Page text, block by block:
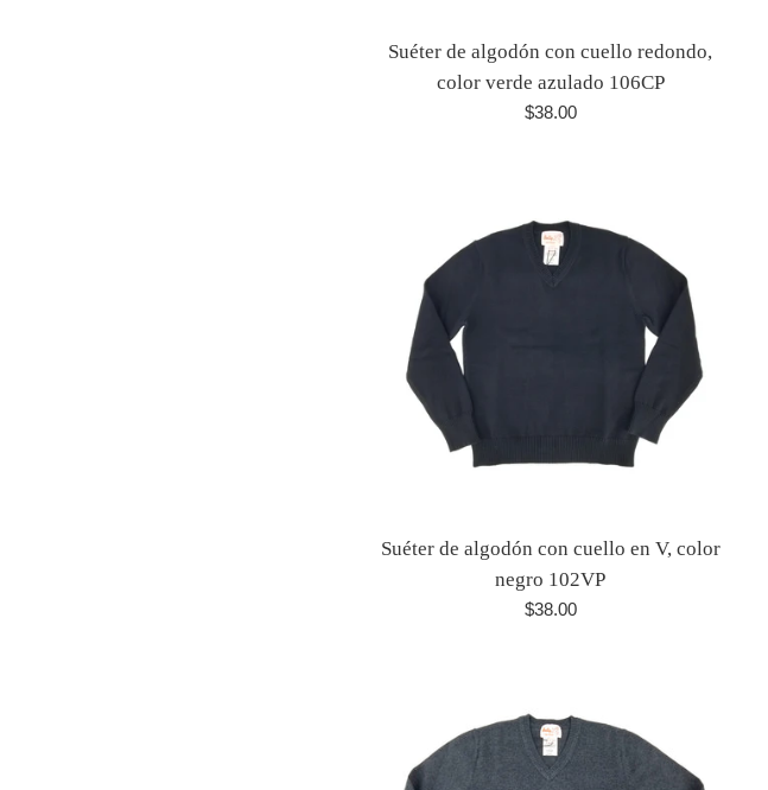
Suéter de algodón con cuello redondo,
color verde azulado 106CP
Precio
$38.00
Suéter de algodón con cuello en V, color
negro 102VP
Precio
$38.00